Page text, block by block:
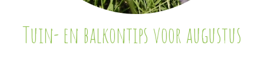
Tuin- en balkontips voor augustus